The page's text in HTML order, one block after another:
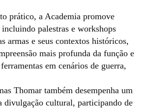
prático, a Academia promove
palestras e workshops
armas e seus contextos históricos,
mais profunda da função e
em cenários de guerra,
Thomar também desempenha um
divulgação cultural, participando de